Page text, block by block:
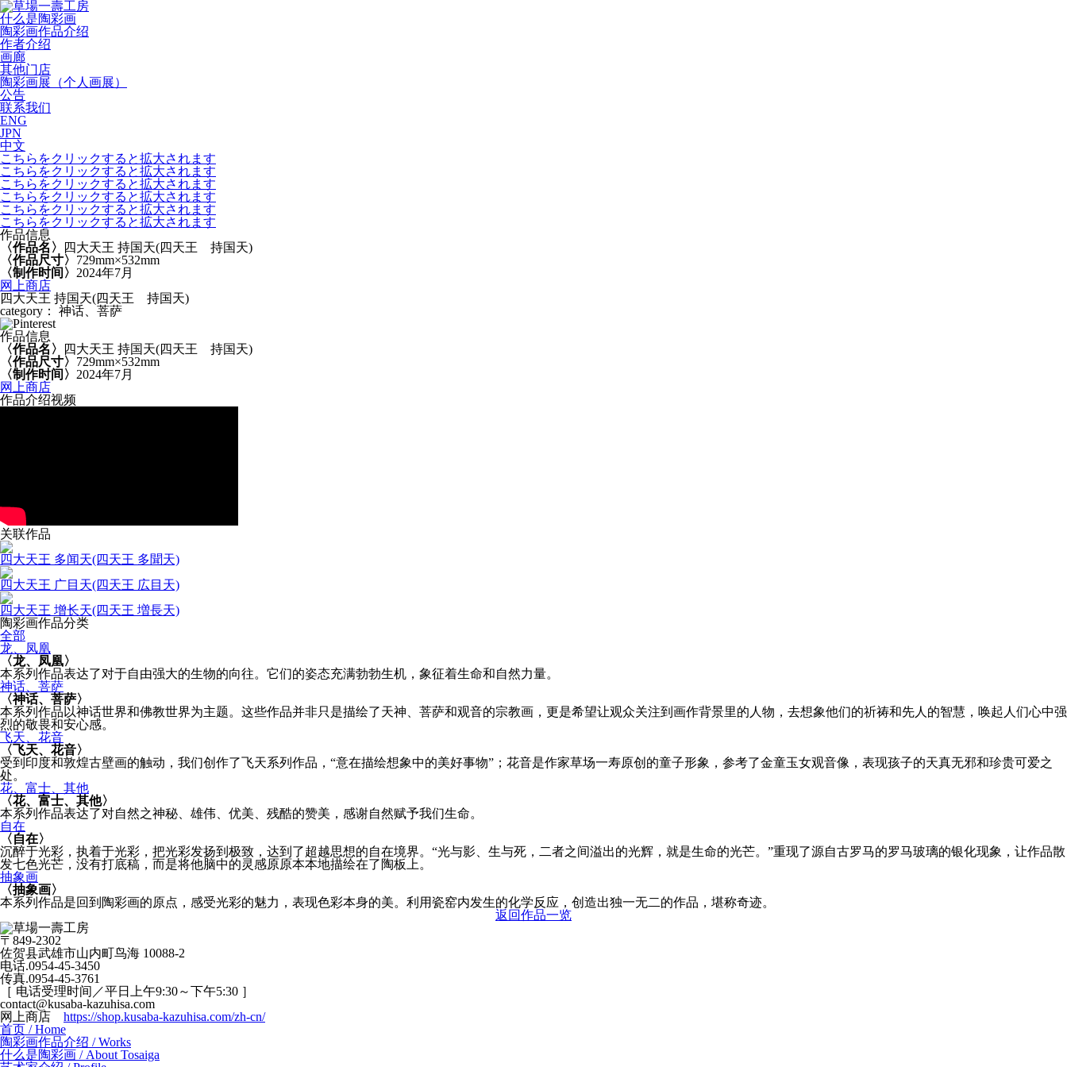
什么是陶彩画
陶彩画作品介绍
作者介绍
画廊
其他门店
陶彩画展（个人画展）
公告
联系我们
ENG
JPN
中文
こちらをクリックすると拡大されます
こちらをクリックすると拡大されます
こちらをクリックすると拡大されます
こちらをクリックすると拡大されます
こちらをクリックすると拡大されます
こちらをクリックすると拡大されます
作品信息
〈作品名〉
四大天王 持国天(四天王 持国天)
〈作品尺寸〉 729mm×532mm
〈制作时间〉 2024年7月
网上商店
四大天王 持国天(四天王 持国天)
category： 神话、菩萨
作品信息
〈作品名〉
四大天王 持国天(四天王 持国天)
〈作品尺寸〉 729mm×532mm
〈制作时间〉 2024年7月
网上商店
作品介绍视频
关联作品
四大天王 多闻天(四天王 多聞天)
四大天王 广目天(四天王 広目天)
四大天王 增长天(四天王 増長天)
陶彩画作品分类
全部
龙、凤凰
〈龙、凤凰〉
本系列作品表达了对于自由强大的生物的向往。它们的姿态充满勃勃生机，象征着生命和自然力量。
神话、菩萨
〈神话、菩萨〉
本系列作品以神话世界和佛教世界为主题。这些作品并非只是描绘了天神、菩萨和观音的宗教画，更是希望让观众关注到画作背景里的人物，去想象他们的祈祷和先人的智慧，唤起人们心中强
烈的敬畏和安心感。
飞天、花音
〈飞天、花音〉
受到印度和敦煌古壁画的触动，我们创作了飞天系列作品，“意在描绘想象中的美好事物”；花音是作家草场一寿原创的童子形象，参考了金童玉女观音像，表现孩子的天真无邪和珍贵可爱之
处。
花、富士、其他
〈花、富士、其他〉
本系列作品表达了对自然之神秘、雄伟、优美、残酷的赞美，感谢自然赋予我们生命。
自在
〈自在〉
沉醉于光彩，执着于光彩，把光彩发扬到极致，达到了超越思想的自在境界。“光与影、生与死，二者之间溢出的光辉，就是生命的光芒。”重现了源自古罗马的罗马玻璃的银化现象，让作品散
发七色光芒，没有打底稿，而是将他脑中的灵感原原本本地描绘在了陶板上。
抽象画
〈抽象画〉
本系列作品是回到陶彩画的原点，感受光彩的魅力，表现色彩本身的美。利用瓷窑内发生的化学反应，创造出独一无二的作品，堪称奇迹。
返回作品一览
〒849-2302
佐贺县武雄市山内町鸟海 10088-2
电话.0954-45-3450
传真.0954-45-3761
［ 电话受理时间／平日上午9:30～下午5:30 ］
contact@kusaba-kazuhisa.com
网上商店 https://shop.kusaba-kazuhisa.com/zh-cn/
首页 / Home
陶彩画作品介绍 / Works
什么是陶彩画 / About Tosaiga